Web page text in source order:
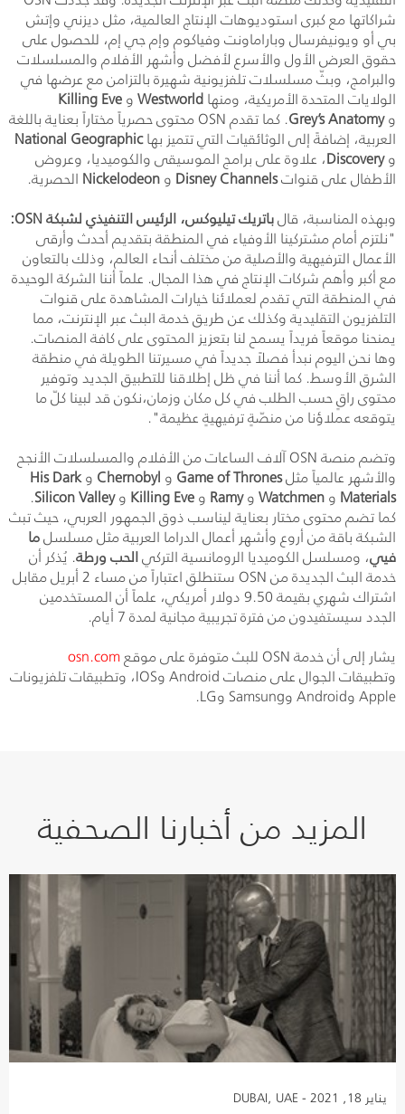
شراكاتها مع كبرى استوديوهات الإنتاج العالمية، مثل ديزني وإتش
بي أو ويونيفرسال وباراماونت وفياكوم وإم جي إم، للحصول على
حقوق العرض الأول والأسرع لأفضل وأشهر الأفلام والمسلسلات
والبرامج، وبثّ مسلسلات تلفزيونية شهيرة بالتزامن مع عرضها في
الولايات المتحدة الأمريكية، ومنهاWestworldوKilling Eve
وGrey’s Anatomy . كما تقدم OSN محتوى حصرياً مختاراً بعناية باللغة
العربية، إضافةً إلى الوثائقيات التي تتميز بهاNational Geographic
وDiscovery، علاوة على برامج الموسيقى والكوميديا، وعروض
الأطفال على قنواتDisney ChannelsوNickelodeonالحصرية.
وبهذه المناسبة، قالباتريك تيليوكس، الرئيس التنفيذي لشبكة OSN:
"نلتزم أمام مشتركينا الأوفياء في المنطقة بتقديم أحدث وأرقى
الأعمال الترفيهية والأصلية من مختلف أنحاء العالم، وذلك بالتعاون
مع أكبر وأهم شركات الإنتاج في هذا المجال. علماً أننا الشركة الوحيدة
في المنطقة التي تقدم لعملائنا خيارات المشاهدة على قنوات
التلفزيون التقليدية وكذلك عن طريق خدمة البث عبر الإنترنت، مما
يمنحنا موقعاً فريداً يسمح لنا بتعزيز المحتوى على كافة المنصات.
وها نحن اليوم نبدأ فصلاً جديداً في مسيرتنا الطويلة في منطقة
الشرق الأوسط. كما أننا في ظل إطلاقنا للتطبيق الجديد وتوفير
محتوى راقٍ حسب الطلب في كل مكان وزمان،نكون قد لبينا كلّ ما
يتوقعه عملاؤنا من منصّةٍ ترفيهيةٍ عظيمة".
وتضم منصة OSN آلاف الساعات من الأفلام والمسلسلات الأنجح
والأشهر عالمياً مثلGame of ThronesوChernobylوHis Dark
MaterialsوWatchmenوRamyوKilling EveوSilicon Valley
.
كما تضم محتوى مختار بعناية ليناسب ذوق الجمهور العربي، حيث تبث
الشبكة باقة من أروع وأشهر أعمال الدراما العربية مثل مسلسلما
فيي، ومسلسل الكوميديا الرومانسية التركيالحب ورطة. يُذكر أن
خدمة البث الجديدة من OSN ستنطلق اعتباراً من مساء 2 أبريل مقابل
اشتراك شهري بقيمة 9.50 دولار أمريكي، علماً أن المستخدمين
الجدد سيستفيدون من فترة تجريبية مجانية لمدة 7 أيام.
يشار إلى أن خدمة OSN للبث متوفرة على موقع
osn.com
وتطبيقات الجوال على منصات Android وIOS، وتطبيقات تلفزيونات
Apple وAndroid وSamsung وLG.
المزيد من أخبارنا الصحفية
يناير 18, 2021 - DUBAI, UAE